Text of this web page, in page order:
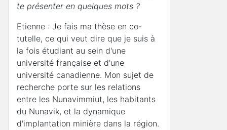
te présenter en quelques mots ?
Etienne : Je fais ma thèse en co-
tutelle, ce qui veut dire que je suis à
la fois étudiant au sein d'une
université française et d'une
université canadienne. Mon sujet de
recherche porte sur les relations
entre les Nunavimmiut, les habitants
du Nunavik, et la dynamique
d'implantation minière dans la région.